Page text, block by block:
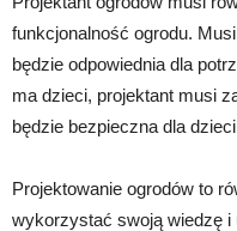
funkcjonalność ogrodu.
będzie odpowiednia dla
ma dzieci, projektant musi
będzie bezpieczna dla
Projektowanie ogrodów to
wykorzystać swoją wiedzę